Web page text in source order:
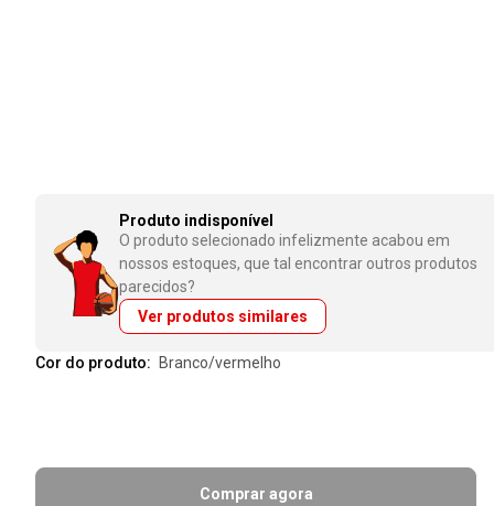
Produto indisponível
O produto selecionado infelizmente acabou em
nossos estoques, que tal encontrar outros produtos
parecidos?
Ver produtos similares
Cor do produto: branco/vermelho
Comprar agora